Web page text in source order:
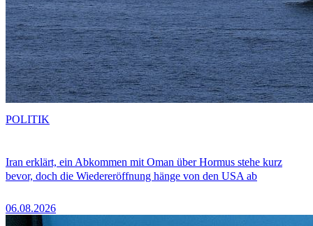
Iran erklärt, ein Abkommen mit Oman über Hormus stehe kurz
bevor, doch die Wiedereröffnung hänge von den USA ab
06.08.2026
POLITIK